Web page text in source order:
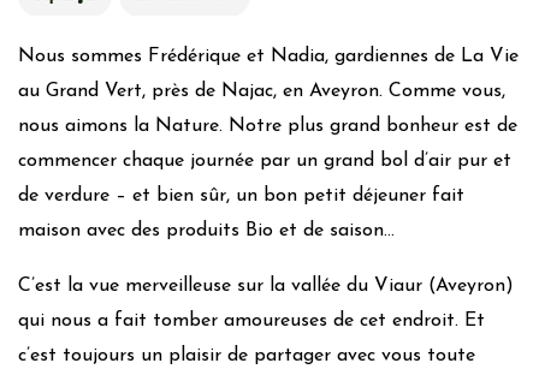
Panneaux photovoltaïques
Puit/Forage
Récupération eaux de pluie
Matériaux de construction locaux
Isolants bio sourcés
Jardin à impact environnemental positif
Fournisseur d’énergie verte
Utilisation de lampes à économie d’énergie/led
Nous sommes Frédérique et Nadia, gardiennes de La Vie
au Grand Vert, près de Najac, en Aveyron. Comme vous,
nous aimons la Nature. Notre plus grand bonheur est de
commencer chaque journée par un grand bol d’air pur et
de verdure – et bien sûr, un bon petit déjeuner fait
maison avec des produits Bio et de saison…
C’est la vue merveilleuse sur la vallée du Viaur (Aveyron)
qui nous a fait tomber amoureuses de cet endroit. Et
c’est toujours un plaisir de partager avec vous toute